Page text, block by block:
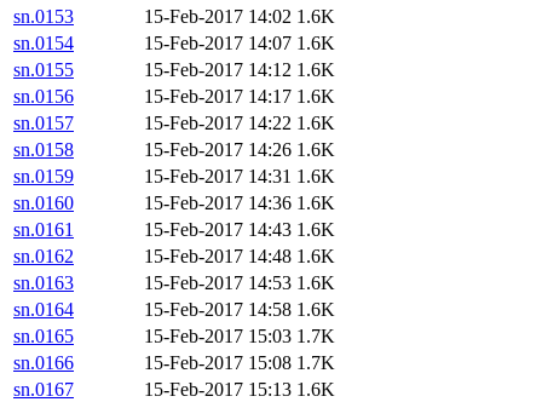
sn.0153
15-Feb-2017 14:02 1.6K
sn.0154
15-Feb-2017 14:07 1.6K
sn.0155
15-Feb-2017 14:12 1.6K
sn.0156
15-Feb-2017 14:17 1.6K
sn.0157
15-Feb-2017 14:22 1.6K
sn.0158
15-Feb-2017 14:26 1.6K
sn.0159
15-Feb-2017 14:31 1.6K
sn.0160
15-Feb-2017 14:36 1.6K
sn.0161
15-Feb-2017 14:43 1.6K
sn.0162
15-Feb-2017 14:48 1.6K
sn.0163
15-Feb-2017 14:53 1.6K
sn.0164
15-Feb-2017 14:58 1.6K
sn.0165
15-Feb-2017 15:03 1.7K
sn.0166
15-Feb-2017 15:08 1.7K
sn.0167
15-Feb-2017 15:13 1.6K